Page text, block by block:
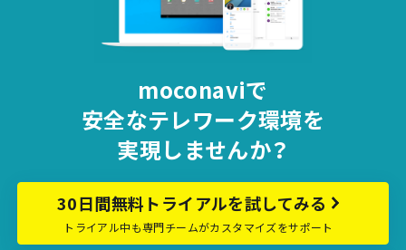
moconaviで
安全なテレワーク環境を
実現しませんか？
30日間無料トライアルを試してみる
トライアル中も専門チームがカスタマイズをサポート